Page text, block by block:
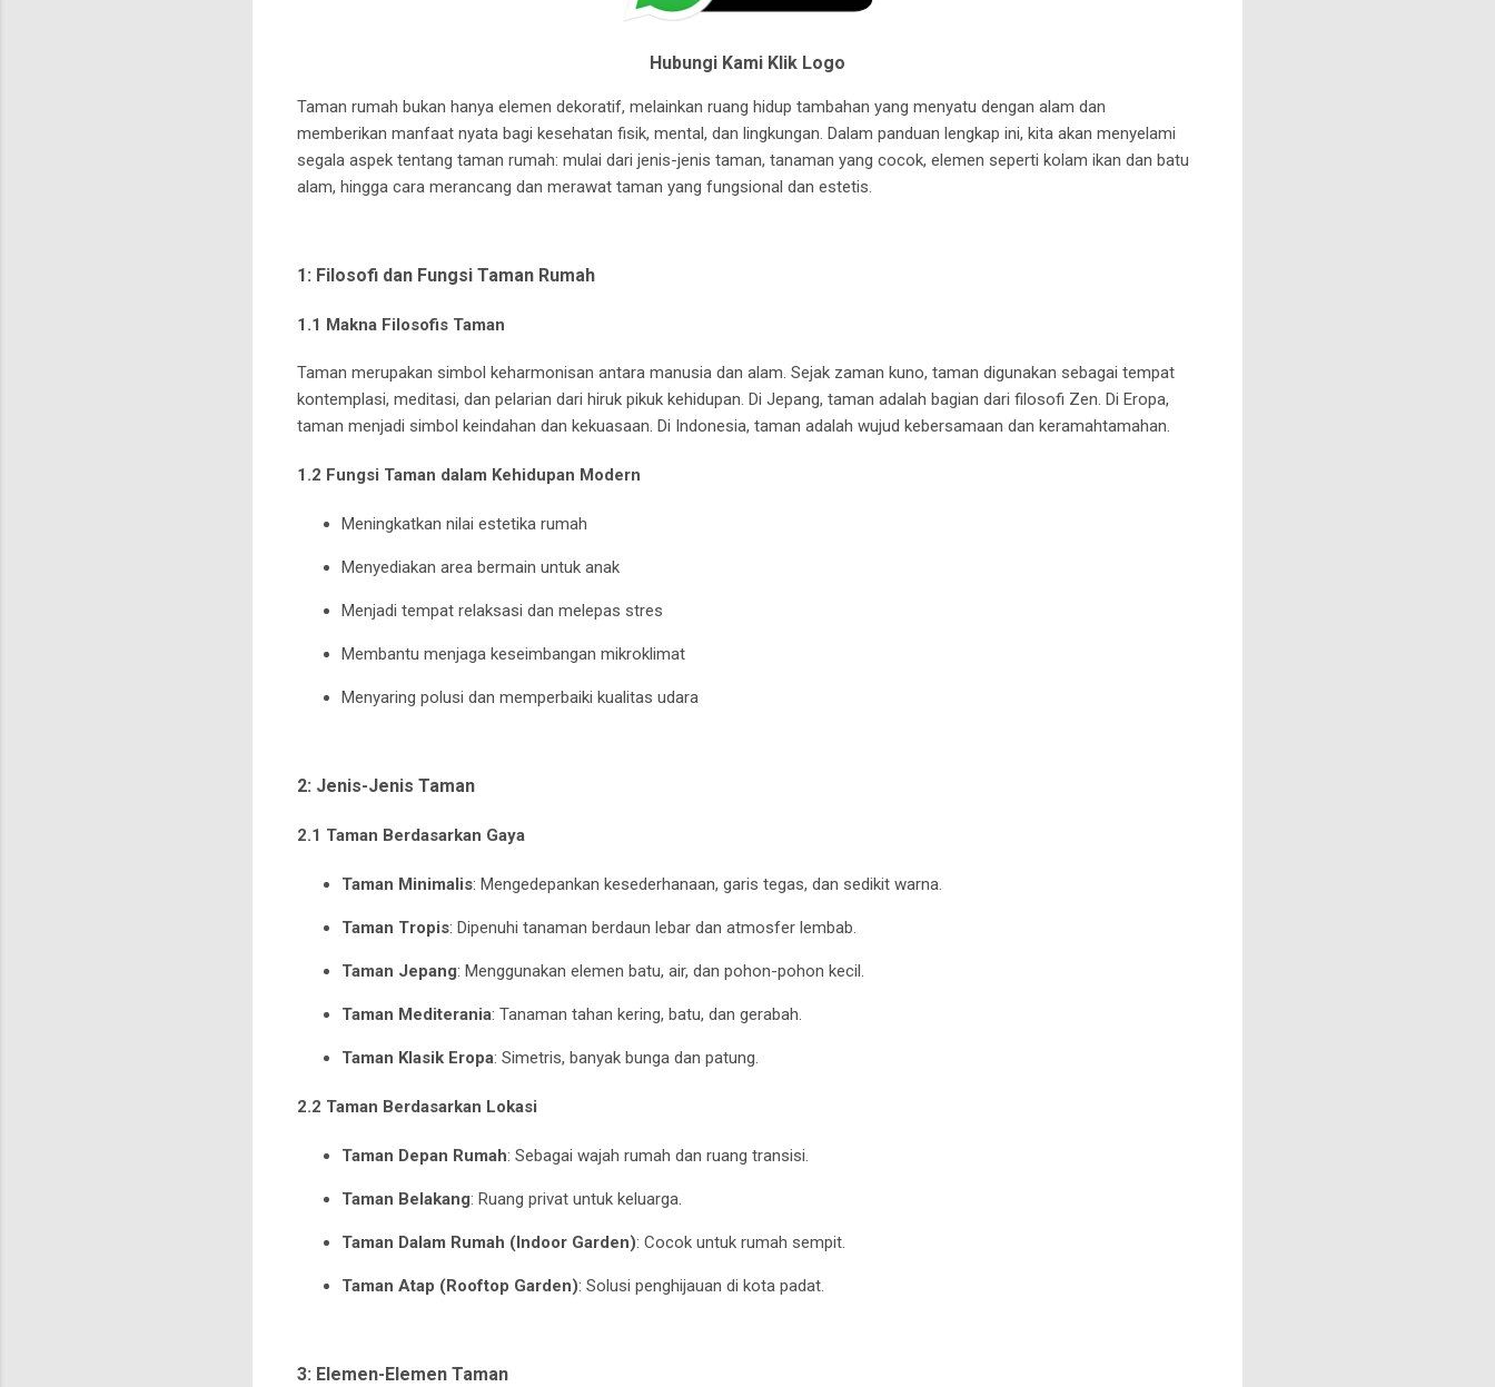
Hubungi Kami Klik Logo
Taman rumah bukan hanya elemen dekoratif, melainkan ruang hidup tambahan yang menyatu dengan alam dan
memberikan manfaat nyata bagi kesehatan fisik, mental, dan lingkungan. Dalam panduan lengkap ini, kita akan menyelami
segala aspek tentang taman rumah: mulai dari jenis-jenis taman, tanaman yang cocok, elemen seperti kolam ikan dan batu
alam, hingga cara merancang dan merawat taman yang fungsional dan estetis.
1: Filosofi dan Fungsi Taman Rumah
1.1 Makna Filosofis Taman
Taman merupakan simbol keharmonisan antara manusia dan alam. Sejak zaman kuno, taman digunakan sebagai tempat
kontemplasi, meditasi, dan pelarian dari hiruk pikuk kehidupan. Di Jepang, taman adalah bagian dari filosofi Zen. Di Eropa,
taman menjadi simbol keindahan dan kekuasaan. Di Indonesia, taman adalah wujud kebersamaan dan keramahtamahan.
1.2 Fungsi Taman dalam Kehidupan Modern
Meningkatkan nilai estetika rumah
Menyediakan area bermain untuk anak
Menjadi tempat relaksasi dan melepas stres
Membantu menjaga keseimbangan mikroklimat
Menyaring polusi dan memperbaiki kualitas udara
2: Jenis-Jenis Taman
2.1 Taman Berdasarkan Gaya
Taman Minimalis: Mengedepankan kesederhanaan, garis tegas, dan sedikit warna.
Taman Tropis: Dipenuhi tanaman berdaun lebar dan atmosfer lembab.
Taman Jepang: Menggunakan elemen batu, air, dan pohon-pohon kecil.
Taman Mediterania: Tanaman tahan kering, batu, dan gerabah.
Taman Klasik Eropa: Simetris, banyak bunga dan patung.
2.2 Taman Berdasarkan Lokasi
Taman Depan Rumah: Sebagai wajah rumah dan ruang transisi.
Taman Belakang: Ruang privat untuk keluarga.
Taman Dalam Rumah (Indoor Garden): Cocok untuk rumah sempit.
Taman Atap (Rooftop Garden): Solusi penghijauan di kota padat.
3: Elemen-Elemen Taman